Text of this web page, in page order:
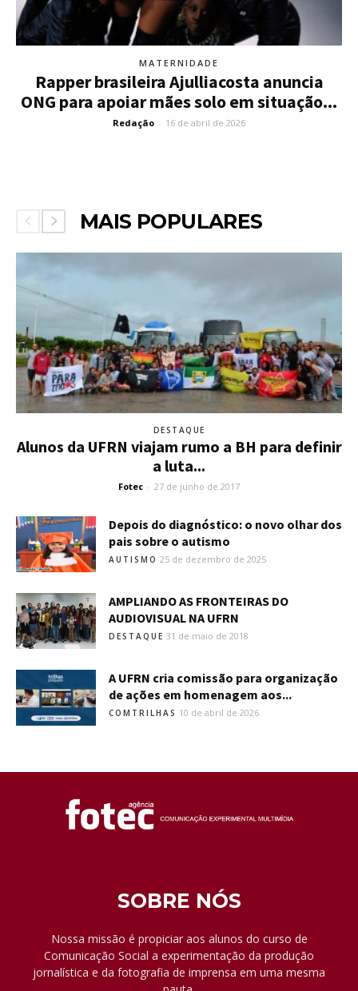
MATERNIDADE
Rapper brasileira Ajulliacosta anuncia
ONG para apoiar mães solo em situação...
Redação - 16 de abril de 2026
MAIS POPULARES
DESTAQUE
Alunos da UFRN viajam rumo a BH para definir
a luta...
Fotec - 27 de junho de 2017
Depois do diagnóstico: o novo olhar dos
pais sobre o autismo
AUTISMO 25 de dezembro de 2025
AMPLIANDO AS FRONTEIRAS DO
AUDIOVISUAL NA UFRN
DESTAQUE 31 de maio de 2018
A UFRN cria comissão para organização
de ações em homenagem aos...
COMTRILHAS 10 de abril de 2026
SOBRE NÓS
Nossa missão é propiciar aos alunos do curso de
Comunicação Social a experimentação da produção
jornalística e da fotografia de imprensa em uma mesma